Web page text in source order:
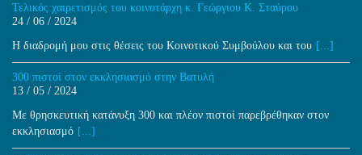
Τελικός χαιρετισμός του κοινοτάρχη κ. Γεώργιου Κ. Σταύρου
24 / 06 / 2024
H διαδρομή μου στις θέσεις του Κοινοτικού Συμβούλου και του [...]
300 πιστοί στον εκκλησιασμό στην Βατυλή
13 / 05 / 2024
Με θρησκευτική κατάνυξη 300 και πλέον πιστοί παρεβρέθηκαν στον
εκκλησιασμό [...]